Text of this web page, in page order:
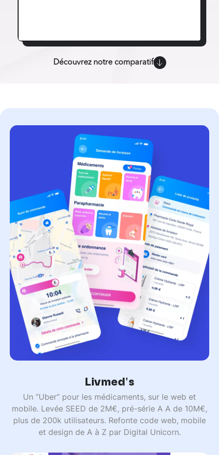
Découvrez notre comparatif
Livmed's
Un “Uber” pour les médicaments, sur le web et
mobile. Levée SEED de 2M€, pré-série A A de 10M€,
plus de 200k utilisateurs. Refonte code web, mobile
et design de A à Z par Digital Unicorn.